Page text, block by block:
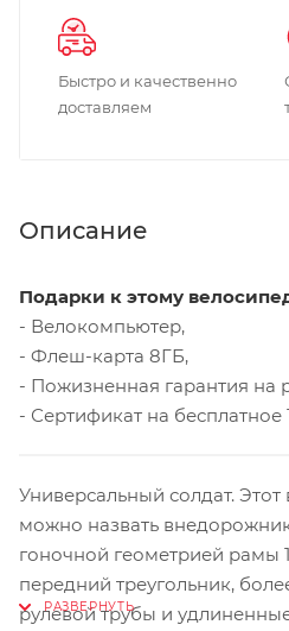
Быстро и качественно
доставляем
Описание
Подарки к этому
- Велокомпьютер,
- Флеш-карта 8ГБ,
- Пожизненная гарантия на
- Сертификат на бесплатное
Универсальный солдат.
можно назвать
гоночной геометрией рамы
передний треугольник,
рулевой трубы и